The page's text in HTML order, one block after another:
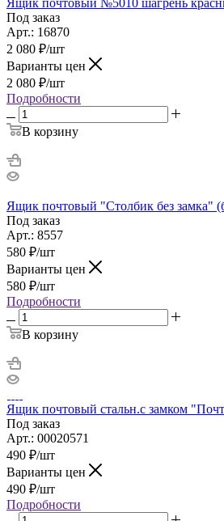
Под заказ
Арт.: 16870
2 080 ₽/шт
Варианты цен
2 080 ₽/шт
Подробности
В корзину
Ящик почтовый "Столбик без замка"
Под заказ
Арт.: 8557
580 ₽/шт
Варианты цен
580 ₽/шт
Подробности
В корзину
Ящик почтовый стальн.с замком
Под заказ
Арт.: 00020571
490 ₽/шт
Варианты цен
490 ₽/шт
Подробности